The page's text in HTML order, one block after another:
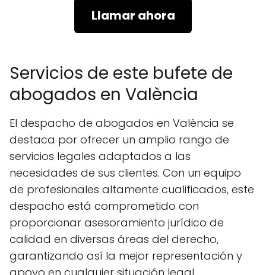
Llamar ahora
Servicios de este bufete de
abogados en València
El despacho de abogados en València se
destaca por ofrecer un amplio rango de
servicios legales adaptados a las
necesidades de sus clientes. Con un equipo
de profesionales altamente cualificados, este
despacho está comprometido con
proporcionar asesoramiento jurídico de
calidad en diversas áreas del derecho,
garantizando así la mejor representación y